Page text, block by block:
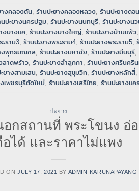
างคลองตัน, ร้านปะยางคลองหลวง, ร้านปะยางดอ
นปะยางนครปฐม, ร้านปะยางนนทบุรี, ร้านปะยางน
งบางแค, ร้านปะยางบางใหญ่, ร้านปะยางบ้านแพ้ว,
ะราม3, ร้านปะยางพระราม4, ร้านปะยางพระราม5,
งพุทธมณฑล, ร้านปะยางมหาชัย, ร้านปะยางมีนบุรี,
ลาดพร้าว, ร้านปะยางลำลูกกา, ร้านปะยางศรีนคริ
ยางสามเสน, ร้านปะยางสุขุมวิท, ร้านปะยางหลักสี่,
เพชรบุรีตัดใหม่, ร้านปะยางเสรีไทย, ร้านปะยางแค
ปะยาง
กสถานที่ พระโขนง อ่
อได้ และราคาไม่แพง
ON JULY 17, 2021 BY ADMIN-KARUNAPAYANG